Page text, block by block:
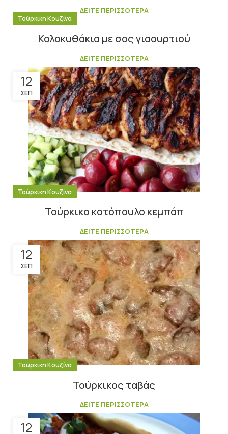
ΔΕΙΤΕ ΠΕΡΙΣΣΟΤΕΡΑ
Τούρκικη Κουζίνα
Κολοκυθάκια με σος γιαουρτιού
ΔΕΙΤΕ ΠΕΡΙΣΣΟΤΕΡΑ
12
ΣΕΠ
Τούρκικη Κουζίνα
Τούρκικο κοτόπουλο κεμπάπ
ΔΕΙΤΕ ΠΕΡΙΣΣΟΤΕΡΑ
12
ΣΕΠ
Τούρκικη Κουζίνα
Τούρκικος ταβάς
ΔΕΙΤΕ ΠΕΡΙΣΣΟΤΕΡΑ
12